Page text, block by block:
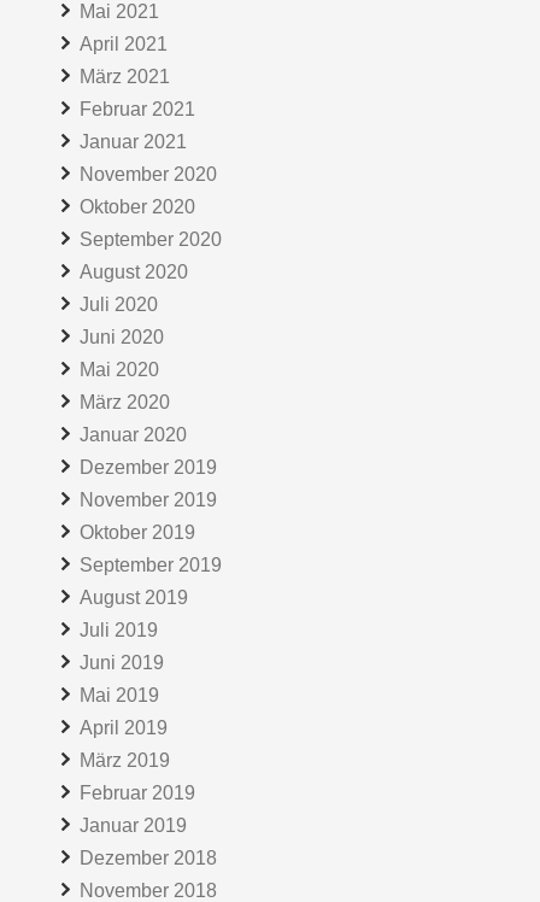
Mai 2021
April 2021
März 2021
Februar 2021
Januar 2021
November 2020
Oktober 2020
September 2020
August 2020
Juli 2020
Juni 2020
Mai 2020
März 2020
Januar 2020
Dezember 2019
November 2019
Oktober 2019
September 2019
August 2019
Juli 2019
Juni 2019
Mai 2019
April 2019
März 2019
Februar 2019
Januar 2019
Dezember 2018
November 2018